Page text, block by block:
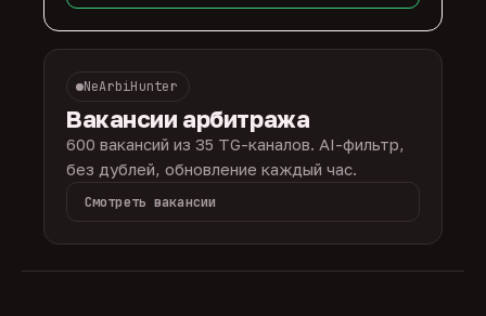
NeArbiHunter
Вакансии арбитража
600 вакансий из 35 TG-каналов. AI-фильтр,
без дублей, обновление каждый час.
Смотреть вакансии